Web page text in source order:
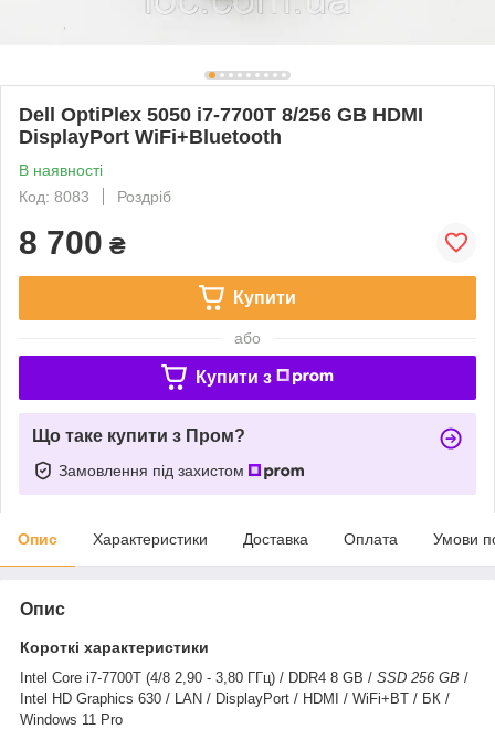
Dell OptiPlex 5050 i7-7700T 8/256 GB HDMI
DisplayPort WiFi+Bluetooth
В наявності
Код: 8083
Роздріб
8 700 ₴
Купити
або
Купити з
Що таке купити з Пром?
Замовлення під захистом
Опис Характеристики Доставка Оплата Умови
Опис
Короткі характеристики
Intel Core i7-7700T (4/8 2,90 - 3,80 ГГц) / DDR4 8 GB / SSD 256 GB /
Intel HD Graphics 630 / LAN / DisplayPort / HDMI / WiFi+BT / БК /
Windows 11 Pro